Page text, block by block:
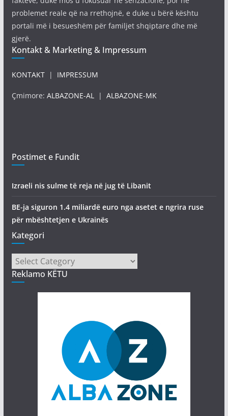
problemet reale që na rrethojnë, e duke u bërë kështu
portali më i besueshëm për familjet shqiptare dhe më
gjerë.
Kontakt & Marketing & Impressum
KONTAKT| IMPRESSUM
Çmimore: ALBAZONE-AL| ALBAZONE-MK
Postimet e Fundit
Izraeli nis sulme të reja në jug të Libanit
BE-ja siguron 1.4 miliardë euro nga asetet e ngrira ruse
për mbështetjen e Ukrainës
Kategori
Kategori
Reklamo KËTU